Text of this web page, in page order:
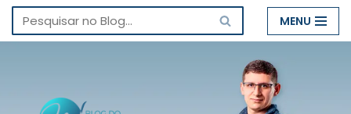
Pular
conteúdo
MENU